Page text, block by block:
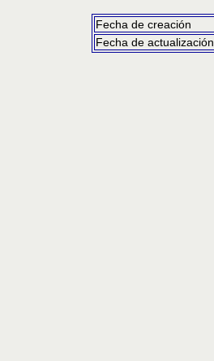
Fecha de creación
Fecha de actualización